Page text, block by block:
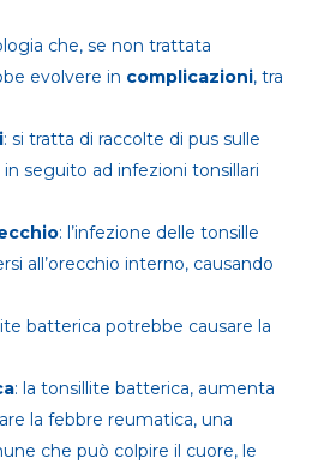
che, se non trattata
evolvere in complicazioni, tra
: si tratta di raccolte di pus sulle
seguito ad infezioni tonsillari
: l’infezione delle tonsille
all’orecchio interno, causando
batterica potrebbe causare la
: la tonsillite batterica, aumenta
la febbre reumatica, una
che può colpire il cuore, le